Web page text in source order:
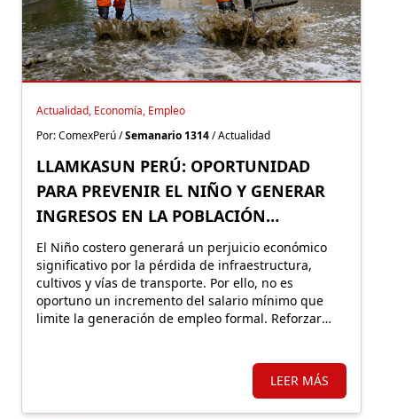
Actualidad, Economía, Empleo
Por: ComexPerú /Semanario 1314/ Actualidad
LLAMKASUN PERÚ: OPORTUNIDAD
PARA PREVENIR EL NIÑO Y GENERAR
INGRESOS EN LA POBLACIÓN
VULNERABLE
El Niño costero generará un perjuicio económico
significativo por la pérdida de infraestructura,
cultivos y vías de transporte. Por ello, no es
oportuno un incremento del salario mínimo que
limite la generación de empleo formal. Reforzar
en simultáneo, avanzar en obras de prevención.
LEER MÁS